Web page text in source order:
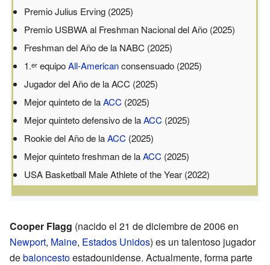
Premio Julius Erving (2025)
Premio USBWA al Freshman Nacional del Año (2025)
Freshman del Año de la NABC (2025)
1.er equipoAll-Americanconsensuado (2025)
Jugador del Año de la ACC (2025)
Mejor quinteto de laACC (2025)
Mejor quinteto defensivo de laACC (2025)
Rookie del Año de laACC (2025)
Mejor quinteto freshman de laACC (2025)
USA Basketball Male Athlete of the Year (2022)
Cooper Flagg (nacido el 21 de diciembre de 2006 en
Newport, Maine, Estados Unidos) es un talentoso jugador
debaloncestoestadounidense. Actualmente, forma parte